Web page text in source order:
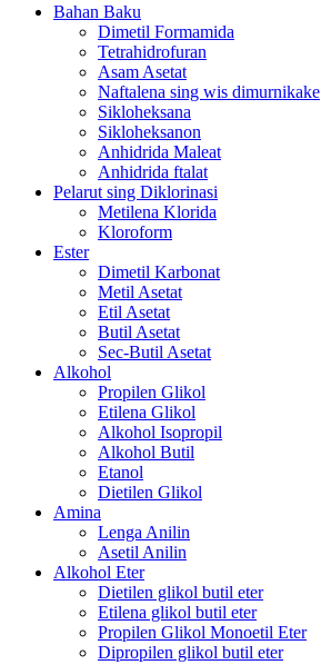
Bahan Baku
Dimetil Formamida
Tetrahidrofuran
Asam Asetat
Naftalena sing wis dimurnikake
Sikloheksana
Sikloheksanon
Anhidrida Maleat
Anhidrida ftalat
Pelarut sing Diklorinasi
Metilena Klorida
Kloroform
Ester
Dimetil Karbonat
Metil Asetat
Etil Asetat
Butil Asetat
Sec-Butil Asetat
Alkohol
Propilen Glikol
Etilena Glikol
Alkohol Isopropil
Alkohol Butil
Etanol
Dietilen Glikol
Amina
Lenga Anilin
Asetil Anilin
Alkohol Eter
Dietilen glikol butil eter
Etilena glikol butil eter
Propilen Glikol Monoetil Eter
Dipropilen glikol butil eter